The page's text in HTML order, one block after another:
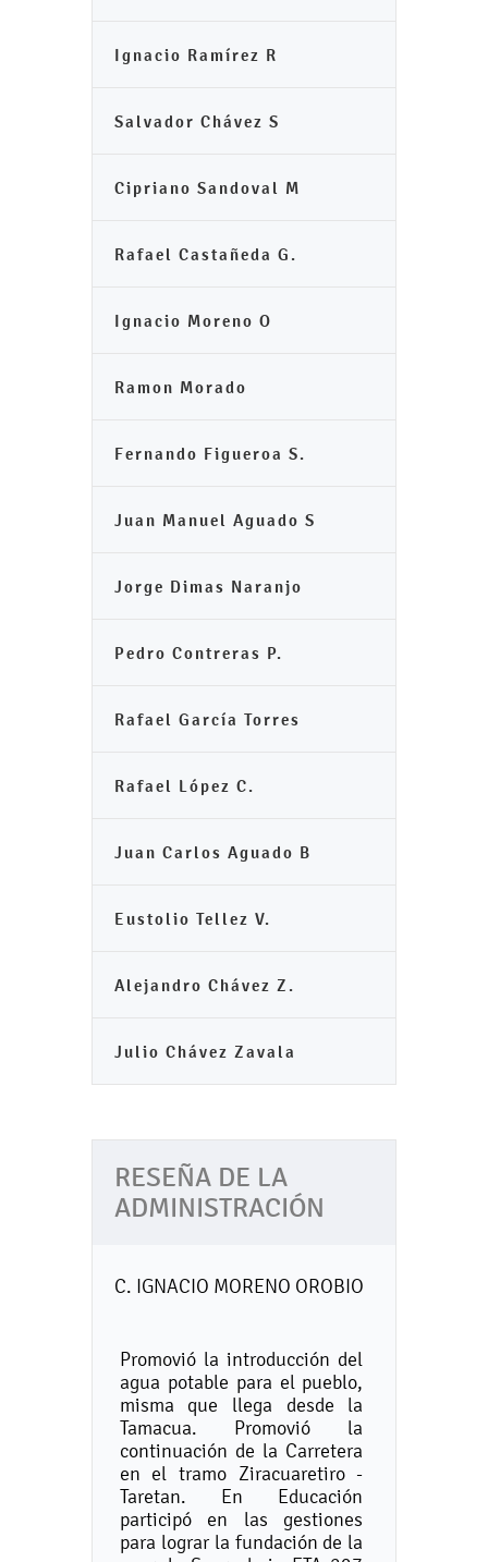
Ignacio Ramírez R
Salvador Chávez S
Cipriano Sandoval M
Rafael Castañeda G.
Ignacio Moreno O
Ramon Morado
Fernando Figueroa S.
Juan Manuel Aguado S
Jorge Dimas Naranjo
Pedro Contreras P.
Rafael García Torres
Rafael López C.
Juan Carlos Aguado B
Eustolio Tellez V.
Alejandro Chávez Z.
Julio Chávez Zavala
RESEÑA DE LA
ADMINISTRACIÓN
C. IGNACIO MORENO OROBIO
Promovió la introducción del
agua potable para el pueblo,
misma que llega desde la
Tamacua. Promovió la
continuación de la Carretera
en el tramo Ziracuaretiro -
Taretan. En Educación
participó en las gestiones
para lograr la fundación de la